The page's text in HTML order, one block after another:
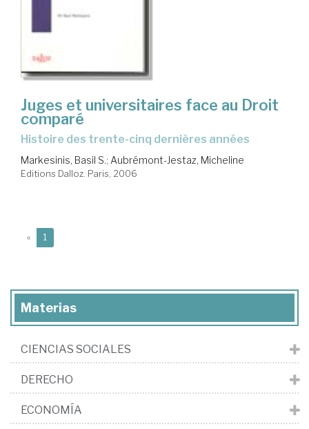
Juges et universitaires face au Droit
comparé
histoire des trente-cinq dernières années
Markesinis, Basil S.; Aubrémont-Jestaz, Micheline
Editions Dalloz. Paris, 2006
« 1
Materias
CIENCIAS SOCIALES
DERECHO
ECONOMÍA